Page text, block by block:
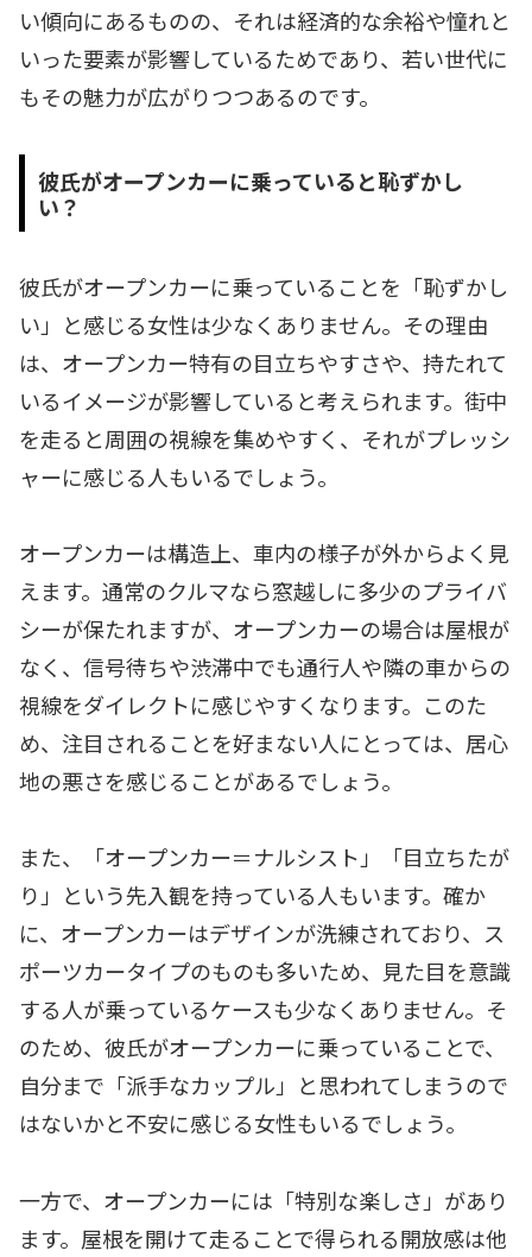
い傾向にあるものの、それは経済的な余裕や憧れと
いった要素が影響しているためであり、若い世代に
もその魅力が広がりつつあるのです。
彼氏がオープンカーに乗っていると恥ずかし
い？
彼氏がオープンカーに乗っていることを「恥ずかし
い」と感じる女性は少なくありません。その理由
は、オープンカー特有の目立ちやすさや、持たれて
いるイメージが影響していると考えられます。街中
を走ると周囲の視線を集めやすく、それがプレッシ
ャーに感じる人もいるでしょう。
オープンカーは構造上、車内の様子が外からよく見
えます。通常のクルマなら窓越しに多少のプライバ
シーが保たれますが、オープンカーの場合は屋根が
なく、信号待ちや渋滞中でも通行人や隣の車からの
視線をダイレクトに感じやすくなります。このた
め、注目されることを好まない人にとっては、居心
地の悪さを感じることがあるでしょう。
また、「オープンカー＝ナルシスト」「目立ちたが
り」という先入観を持っている人もいます。確か
に、オープンカーはデザインが洗練されており、ス
ポーツカータイプのものも多いため、見た目を意識
する人が乗っているケースも少なくありません。そ
のため、彼氏がオープンカーに乗っていることで、
自分まで「派手なカップル」と思われてしまうので
はないかと不安に感じる女性もいるでしょう。
一方で、オープンカーには「特別な楽しさ」があり
ます。屋根を開けて走ることで得られる開放感は他